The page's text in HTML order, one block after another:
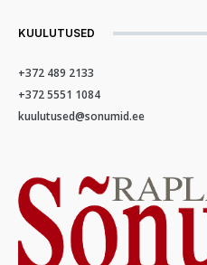
KUULUTUSED
+372 489 2133
+372 5551 1084
kuulutused@sonumid.ee